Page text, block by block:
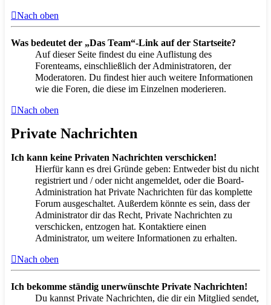
Nach oben
Was bedeutet der „Das Team“-Link auf der Startseite?
Auf dieser Seite findest du eine Auflistung des
Forenteams, einschließlich der Administratoren, der
Moderatoren. Du findest hier auch weitere Informationen
wie die Foren, die diese im Einzelnen moderieren.
Nach oben
Private Nachrichten
Ich kann keine Privaten Nachrichten verschicken!
Hierfür kann es drei Gründe geben: Entweder bist du nicht
registriert und / oder nicht angemeldet, oder die Board-
Administration hat Private Nachrichten für das komplette
Forum ausgeschaltet. Außerdem könnte es sein, dass der
Administrator dir das Recht, Private Nachrichten zu
verschicken, entzogen hat. Kontaktiere einen
Administrator, um weitere Informationen zu erhalten.
Nach oben
Ich bekomme ständig unerwünschte Private Nachrichten!
Du kannst Private Nachrichten, die dir ein Mitglied sendet,